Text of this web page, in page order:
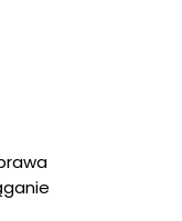
INTEGRACYJNA